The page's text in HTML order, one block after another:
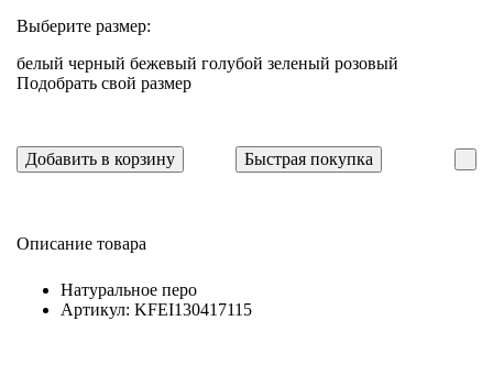
Выберите размер:
белый черный бежевый голубой зеленый розовый
Подобрать свой размер
Добавить в корзину Быстрая покупка
Описание товара
Натуральное перо
Артикул: KFEI130417115